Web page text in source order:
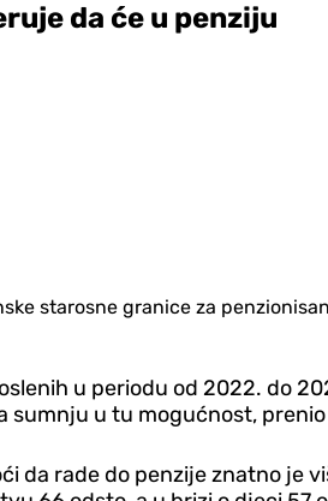
da će u penziju
starosne granice za
u periodu od 2022. do
sumnju u tu mogućnost,
da rade do penzije znatno je